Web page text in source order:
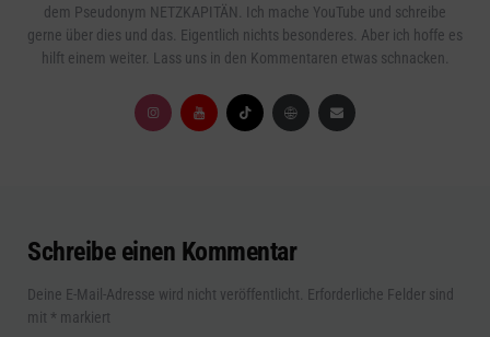
dem Pseudonym NETZKAPITÄN. Ich mache YouTube und schreibe
gerne über dies und das. Eigentlich nichts besonderes. Aber ich hoffe es
hilft einem weiter. Lass uns in den Kommentaren etwas schnacken.
Schreibe einen Kommentar
Deine E-Mail-Adresse wird nicht veröffentlicht. Erforderliche Felder sind
mit * markiert